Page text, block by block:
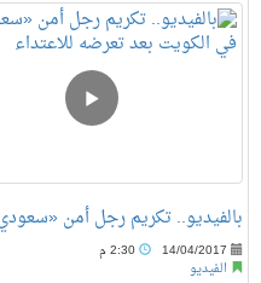
بالفيديو.. تكريم رجل أمن
14/04/2017
الفيديو